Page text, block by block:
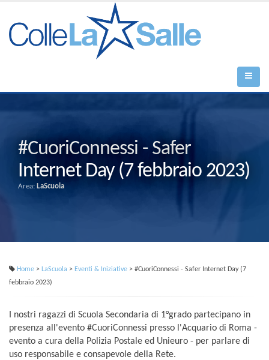
#CuoriConnessi - Safer
Internet Day (7 febbraio 2023)
Area: LaScuola
Home > LaScuola > Eventi & Iniziative > #CuoriConnessi - Safer Internet Day (7
febbraio 2023)
I nostri ragazzi di Scuola Secondaria di 1°grado partecipano in
presenza all'evento #CuoriConnessi presso l'Acquario di Roma -
evento a cura della Polizia Postale ed Unieuro - per parlare di
uso responsabile e consapevole della Rete.